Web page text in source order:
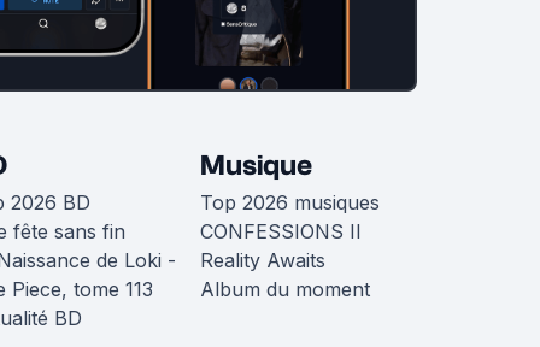
2026 BD
fête sans fin
de Loki -
Piece, tome 113
BD
Musique
Top 2026 musiques
CONFESSIONS II
Reality Awaits
Album du moment